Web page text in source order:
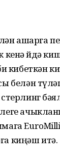
ашарга
өйдә
кибеткән
белән
киңәш итә.